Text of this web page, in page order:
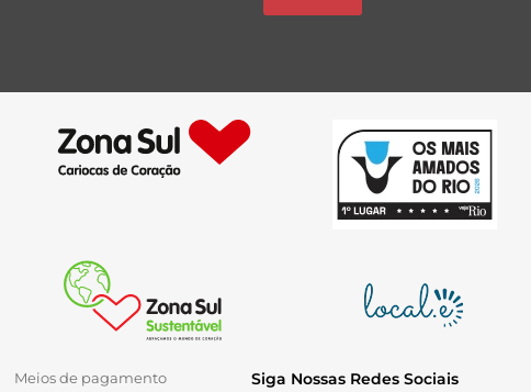
Meios de pagamento Siga Nossas Redes Sociais